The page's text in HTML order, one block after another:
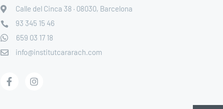
Calle del Cinca 38 · 08030, Barcelona
93 345 15 46
659 03 17 18
info@institutcararach.com